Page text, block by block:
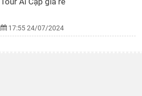
17:55 24/07/2024